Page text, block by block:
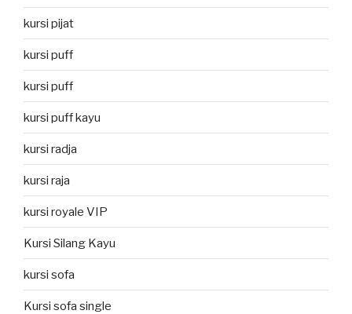
kursi pijat
kursi puff
kursi puff
kursi puff kayu
kursi radja
kursi raja
kursi royale VIP
Kursi Silang Kayu
kursi sofa
Kursi sofa single